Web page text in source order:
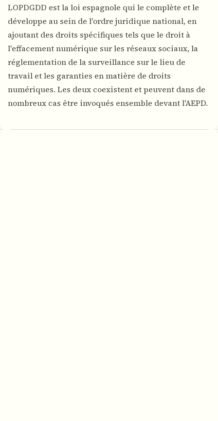
LOPDGDD est la loi espagnole qui le complète et le
développe au sein de l'ordre juridique national, en
ajoutant des droits spécifiques tels que le droit à
l'effacement numérique sur les réseaux sociaux, la
réglementation de la surveillance sur le lieu de
travail et les garanties en matière de droits
numériques. Les deux coexistent et peuvent dans de
nombreux cas être invoqués ensemble devant l'AEPD.